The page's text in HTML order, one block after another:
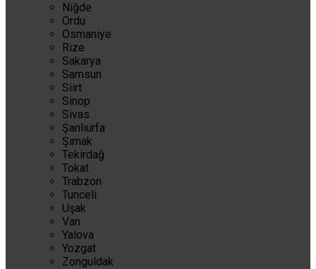
Niğde
Ordu
Osmaniye
Rize
Sakarya
Samsun
Siirt
Sinop
Sivas
Şanlıurfa
Şırnak
Tekirdağ
Tokat
Trabzon
Tunceli
Uşak
Van
Yalova
Yozgat
Zonguldak